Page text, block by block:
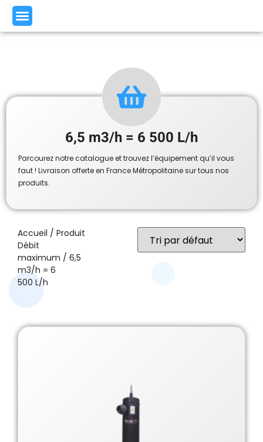
6,5 m3/h = 6 500 L/h
Parcourez notre catalogue et trouvez l’équipement qu’il vous
faut ! Livraison offerte en France Métropolitaine sur tous nos
produits.
Accueil / Produit
Débit
maximum / 6,5
m3/h = 6
500 L/h